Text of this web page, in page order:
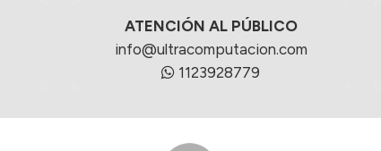
ATENCIÓN AL PÚBLICO
info@ultracomputacion.com
1123928779